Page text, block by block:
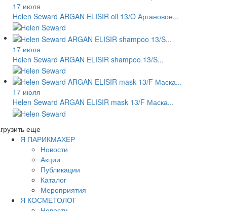
17 июля
Helen Seward ARGAN ELISIR oil 13/O Аргановое...
17 июля
Helen Seward ARGAN ELISIR shampoo 13/S...
17 июля
Helen Seward ARGAN ELISIR mask 13/F Маска...
еще
Я ПАРИКМАХЕР
Новости
Акции
Публикации
Каталог
Мероприятия
Я КОСМЕТОЛОГ